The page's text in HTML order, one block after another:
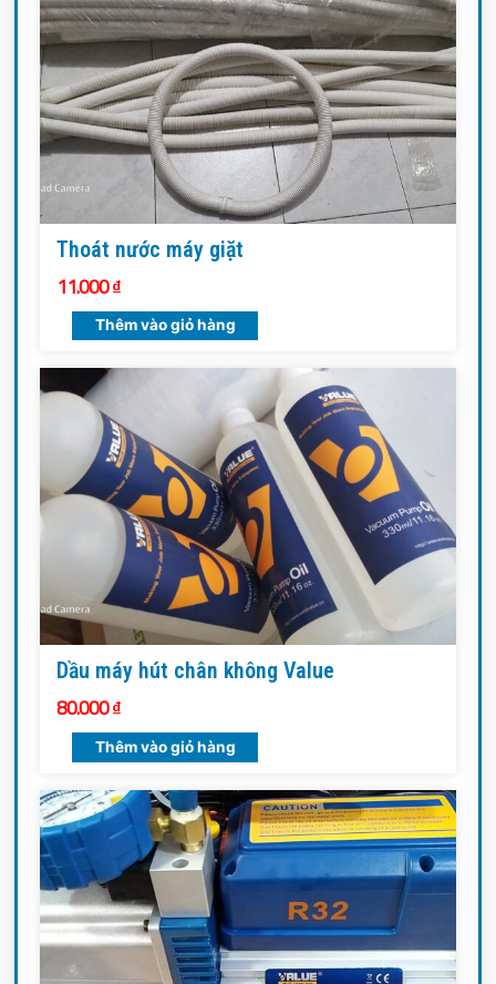
Thoát nước máy giặt
11.000₫
Thêm vào giỏ hàng
Dầu máy hút chân không Value
80.000₫
Thêm vào giỏ hàng